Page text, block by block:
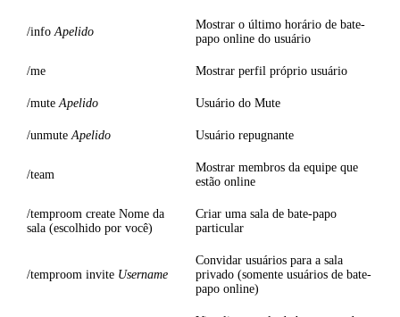
/info Apelido
Mostrar o último horário de bate-
papo online do usuário
/me Mostrar perfil próprio usuário
/mute Apelido Usuário do Mute
/unmute Apelido Usuário repugnante
/team
Mostrar membros da equipe que
estão online
/temproom create Nome da
sala (escolhido por você)
Criar uma sala de bate-papo
particular
/temproom invite Username
Convidar usuários para a sala
privado (somente usuários de bate-
papo online)